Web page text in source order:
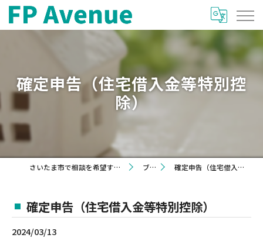
確定申告（住宅借入金等特別控
除）
さいたま市で相談を希望するならFP Avenue ブログ 確定申告（住宅借入金等特別控除）
確定申告（住宅借入金等特別控除）
2024/03/13